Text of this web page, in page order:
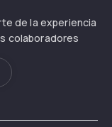
de la experiencia
colaboradores